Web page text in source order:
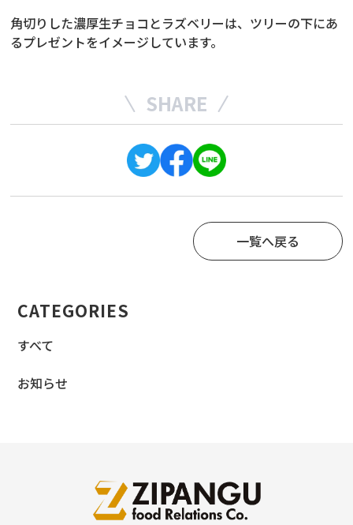
角切りした濃厚生チョコとラズベリーは、ツリーの下にあ
るプレゼントをイメージしています。
SHARE
一覧へ戻る
CATEGORIES
すべて
お知らせ